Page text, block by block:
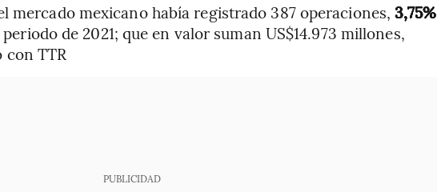
mercado mexicano había registrado 387 operaciones, 3,75%
de 2021; que en valor suman US$14.973 millones,
con TTR
PUBLICIDAD